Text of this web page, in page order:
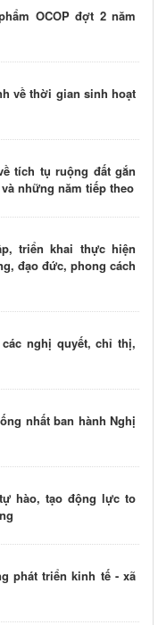
OCOP đợt 2 năm
về thời gian sinh hoạt
tích tụ ruộng đất gắn
những năm tiếp theo
triển khai thực hiện
đạo đức, phong cách
nghị quyết, chỉ thị,
nhất ban hành Nghị
hào, tạo động lực to
phát triển kinh tế - xã